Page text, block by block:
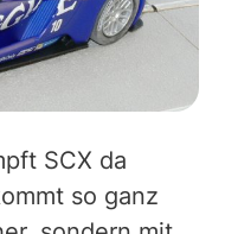
SCX da
so ganz